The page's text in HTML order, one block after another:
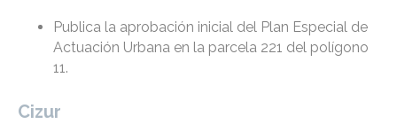
Publica la aprobación inicial del Plan Especial de
Actuación Urbana en la parcela 221 del polígono
11.
Cizur